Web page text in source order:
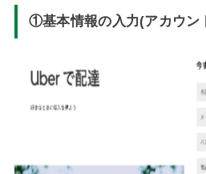
①基本情報の入力(アカウン